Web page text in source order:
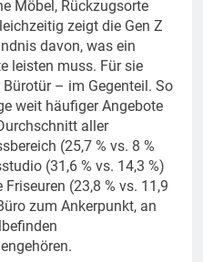
Möbel, Rückzugsorte
zeigt die Gen Z
davon, was ein
leisten muss. Für sie
– im Gegenteil. So
weit häufiger Angebote
aller
(25,7 % vs. 8 %
(31,6 % vs. 14,3 %)
(23,8 % vs. 11,9
zum Ankerpunkt, an